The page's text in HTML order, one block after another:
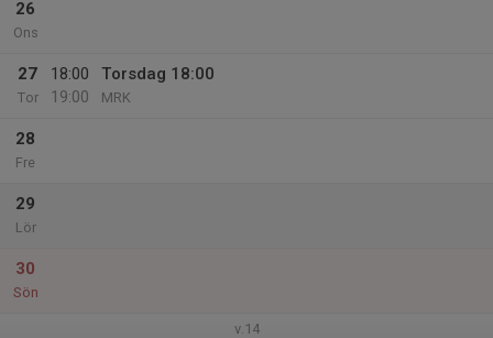
26
Ons
27
Tor
18:00
19:00
Torsdag 18:00
MRK
28
Fre
29
Lör
30
Sön
v.14